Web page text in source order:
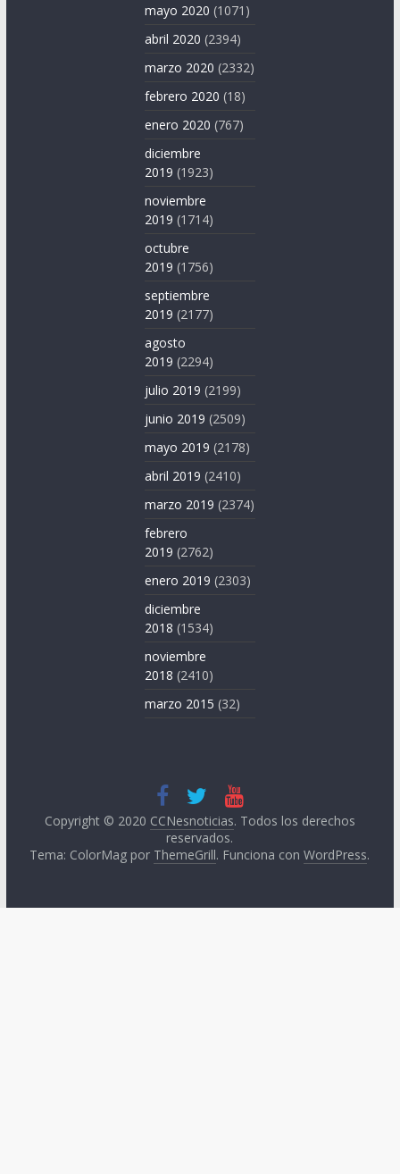
mayo 2020 (1071)
abril 2020 (2394)
marzo 2020 (2332)
febrero 2020 (18)
enero 2020 (767)
diciembre
2019 (1923)
noviembre
2019 (1714)
octubre
2019 (1756)
septiembre
2019 (2177)
agosto
2019 (2294)
julio 2019 (2199)
junio 2019 (2509)
mayo 2019 (2178)
abril 2019 (2410)
marzo 2019 (2374)
febrero
2019 (2762)
enero 2019 (2303)
diciembre
2018 (1534)
noviembre
2018 (2410)
marzo 2015 (32)
Copyright © 2020 CCNesnoticias. Todos los derechos
reservados.
Tema: ColorMag por ThemeGrill. Funciona conWordPress.